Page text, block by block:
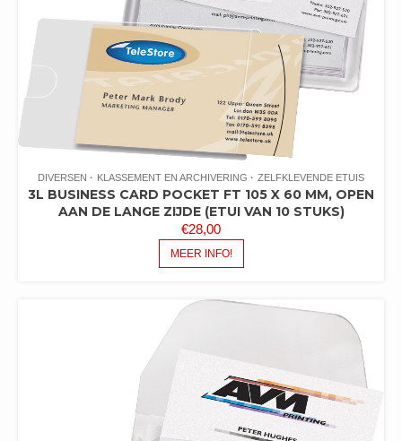
DIVERSEN KLASSEMENT EN ARCHIVERING ZELFKLEVENDE ETUIS
3L BUSINESS CARD POCKET FT 105 X 60 MM, OPEN
AAN DE LANGE ZIJDE (ETUI VAN 10 STUKS)
€28,00
MEER INFO!